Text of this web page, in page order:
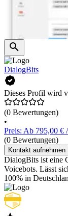
DialogBits
Dieses Profil wird
(0 Bewertungen)
•
Preis: Ab 795,00 €
(0 Bewertungen)
Kontakt aufnehmen
DialogBits ist eine
Voicebots. Lässt
100% in